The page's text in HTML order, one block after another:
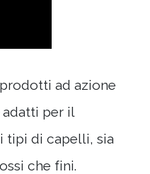
ad azione
per il
tipi di capelli, sia
che fini.